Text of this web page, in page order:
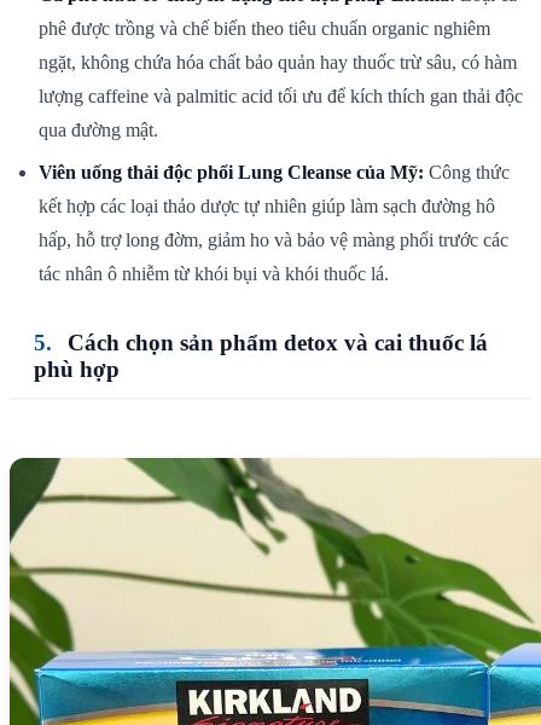
phê được trồng và chế biến theo tiêu chuẩn organic nghiêm
ngặt, không chứa hóa chất bảo quản hay thuốc trừ sâu, có hàm
lượng caffeine và palmitic acid tối ưu để kích thích gan thải độc
qua đường mật.
Viên uống thải độc phổi Lung Cleanse của Mỹ: Công thức
kết hợp các loại thảo dược tự nhiên giúp làm sạch đường hô
hấp, hỗ trợ long đờm, giảm ho và bảo vệ màng phổi trước các
tác nhân ô nhiễm từ khói bụi và khói thuốc lá.
Cách chọn sản phẩm detox và cai thuốc lá
phù hợp